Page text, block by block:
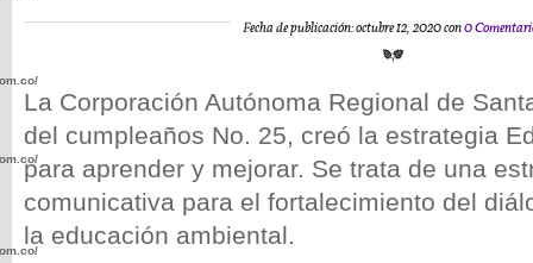
Fecha de publicación: octubre 12, 2020 con0
La Corporación Autónoma Regional de
del cumpleaños No. 25, creó la estrategia
para aprender y mejorar. Se trata de una
comunicativa para el fortalecimiento del
la educación ambiental.
wp-
wp-
wp-